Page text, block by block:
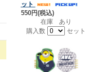
ット
550円(税込)
在庫 あり
購入数
セット